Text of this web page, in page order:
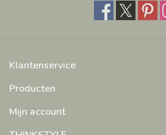
Klantenservice
Producten
Mijn account